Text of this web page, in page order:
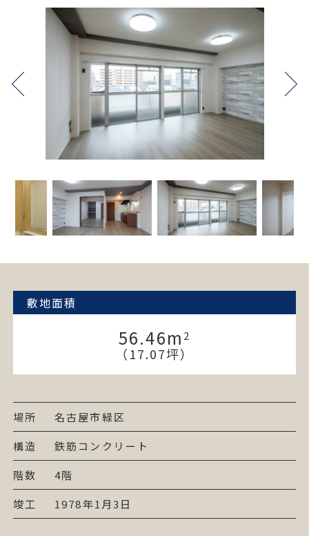
敷地面積
56.46m 2
（17.07坪）
場所
名古屋市緑区
構造
鉄筋コンクリート
階数
4階
竣工
1978年1月3日